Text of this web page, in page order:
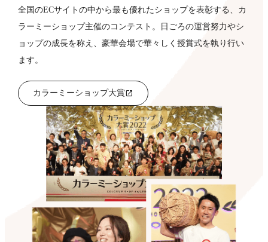
全国のECサイトの中から最も優れたショップを表彰する、カ
ラーミーショップ主催のコンテスト。日ごろの運営努力やシ
ョップの成長を称え、豪華会場で華々しく授賞式を執り行い
ます。
カラーミーショップ大賞